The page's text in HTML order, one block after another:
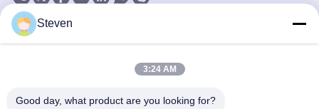
Surat Kabar Kami
Steven
3:24 AM
Good day, what product are you looking for?